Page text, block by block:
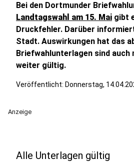
Bei den Dortmunder
Landtagswahl am 15. Mai gibt
Druckfehler. Darüber
Stadt. Auswirkungen hat das
Briefwahlunterlagen sind auch
weiter gültig.
Veröffentlicht: Donnerstag,
Anzeige
Alle Unterlagen gültig